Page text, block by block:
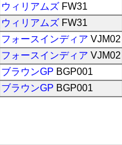
ウィリアムズ FW31
ウィリアムズ FW31
フォースインディア VJM02
フォースインディア VJM02
ブラウンGP BGP001
ブラウンGP BGP001